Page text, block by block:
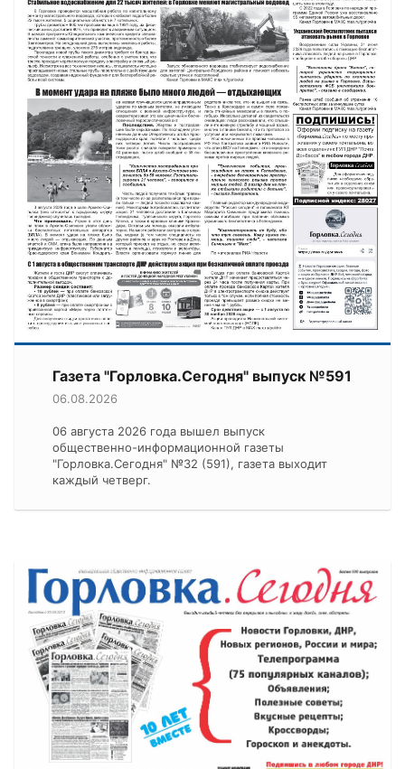
Газета "Горловка.Сегодня" выпуск №591
06.08.2026
06 августа 2026 года вышел выпуск
общественно-информационной газеты
"Горловка.Сегодня" №32 (591), газета выходит
каждый четверг.